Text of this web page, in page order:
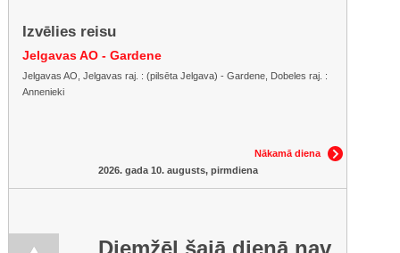
Izvēlies reisu
Jelgavas AO - Gardene
Jelgavas AO, Jelgavas raj. : (pilsēta Jelgava) - Gardene, Dobeles raj. :
Annenieki
Nākamā diena
2026. gada 10. augusts, pirmdiena
Diemžēl šajā dienā nav